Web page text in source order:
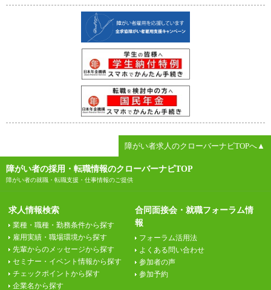
障がい者求人のクローバーナビTOPへ▲
障がい者の採用・転職情報のクローバーナビTOP
障がい者の就職・転職支援・仕事情報のご提供
求人情報検索
業種・職種・勤務条件から探す
雇用実績・職場環境から探す
先輩からのメッセージから探す
セミナー・イベント情報から探す
チェックポイントから探す
企業名から探す
合同面接会・就職フォーラム情
報
フォーラム活用法
よくある問い合わせ
参加者の声
参加予約